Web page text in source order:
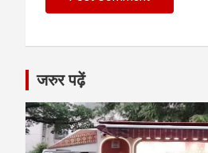
जरुर पढ़ें